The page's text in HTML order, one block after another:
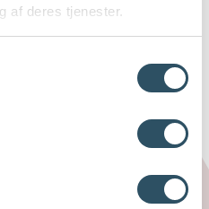
af deres tjenester.
er alle erfarne lærere med flere
og censorer i biologi. De
uanset klassetrin. Vores
fokus på det enkelte barns